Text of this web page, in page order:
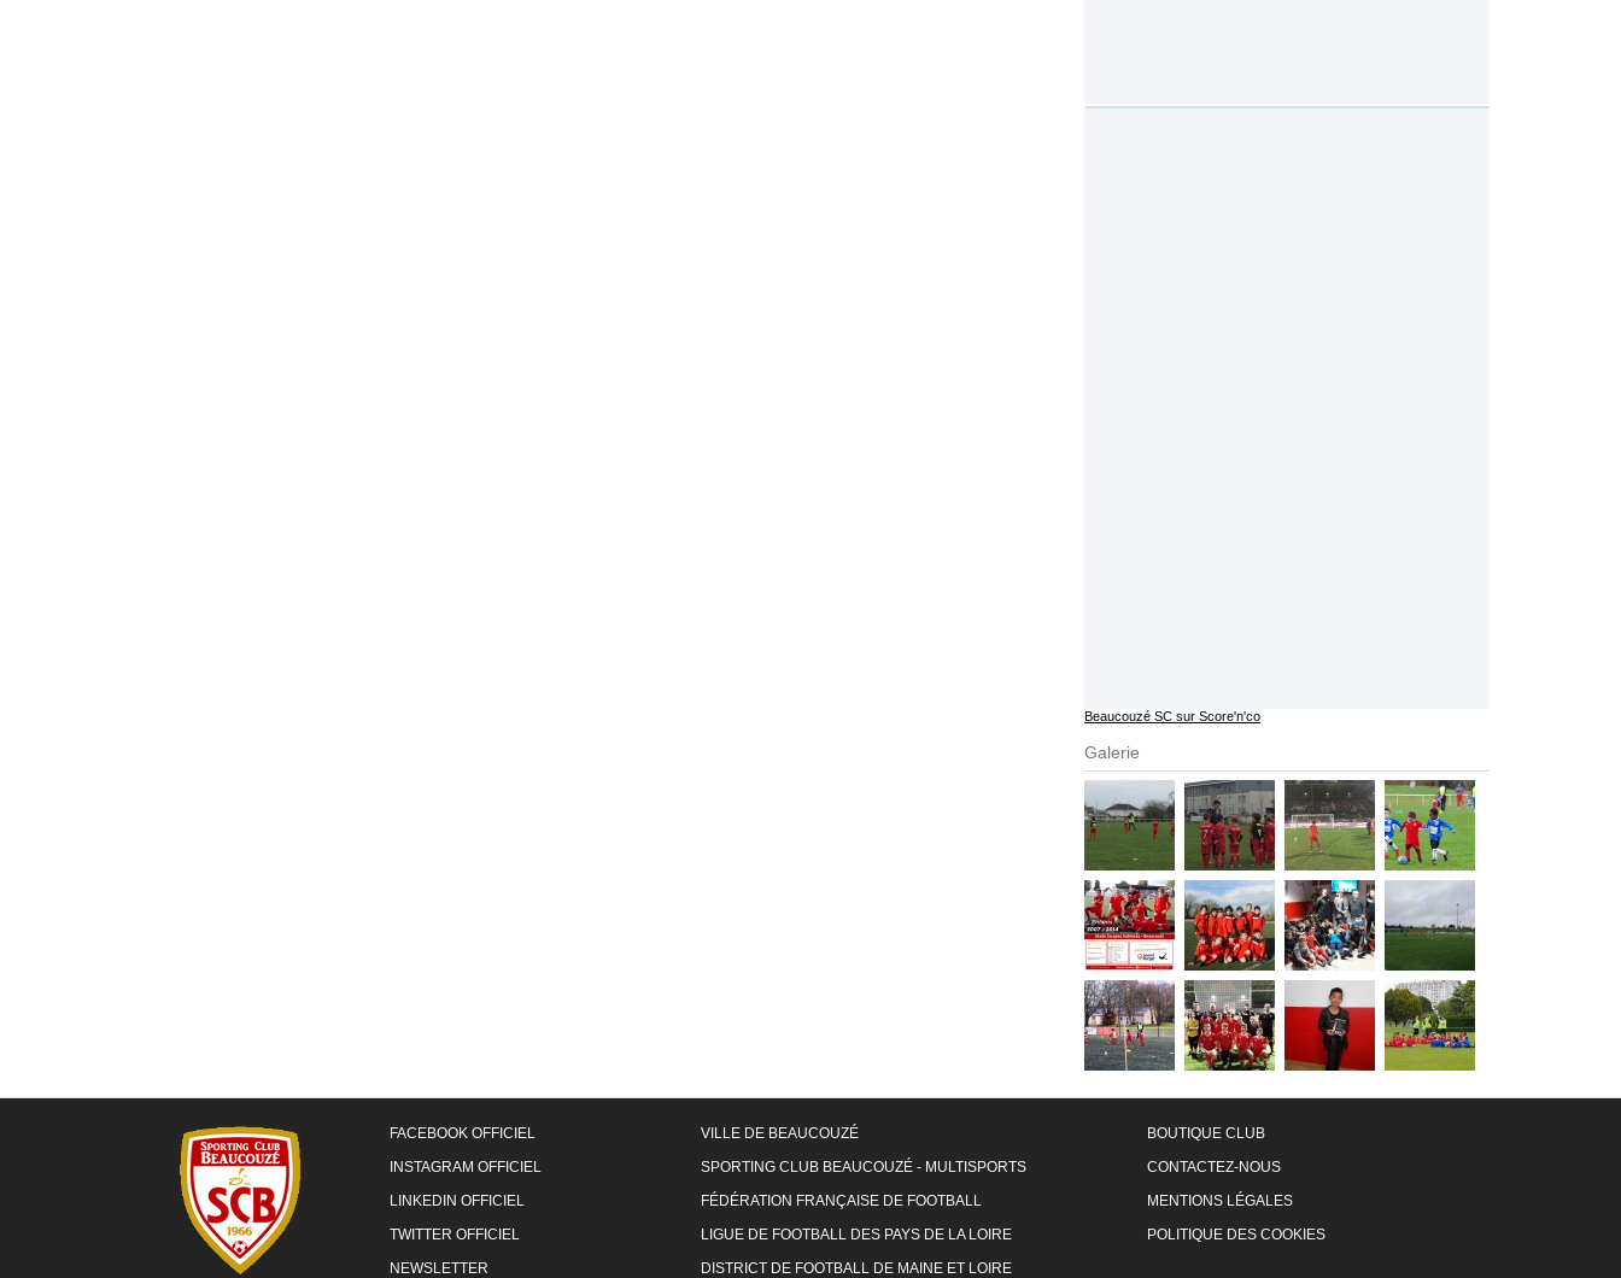
Beaucouzé SC sur Score'n'co
Galerie
FACEBOOK OFFICIEL
INSTAGRAM OFFICIEL
LINKEDIN OFFICIEL
TWITTER OFFICIEL
NEWSLETTER
VILLE DE BEAUCOUZÉ
SPORTING CLUB BEAUCOUZÉ - MULTISPORTS
FÉDÉRATION FRANÇAISE DE FOOTBALL
LIGUE DE FOOTBALL DES PAYS DE LA LOIRE
DISTRICT DE FOOTBALL DE MAINE ET LOIRE
BOUTIQUE CLUB
CONTACTEZ-NOUS
MENTIONS LÉGALES
POLITIQUE DES COOKIES